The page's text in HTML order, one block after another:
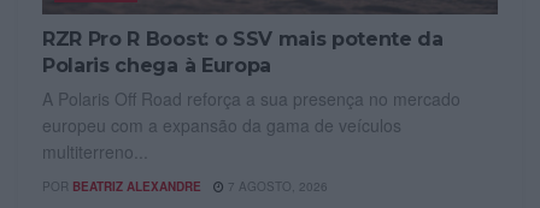
RZR Pro R Boost: o SSV mais potente da
Polaris chega à Europa
A Polaris Off Road reforça a sua presença no mercado
europeu com a expansão da gama de veículos
multiterreno...
POR BEATRIZ ALEXANDRE 7 AGOSTO, 2026